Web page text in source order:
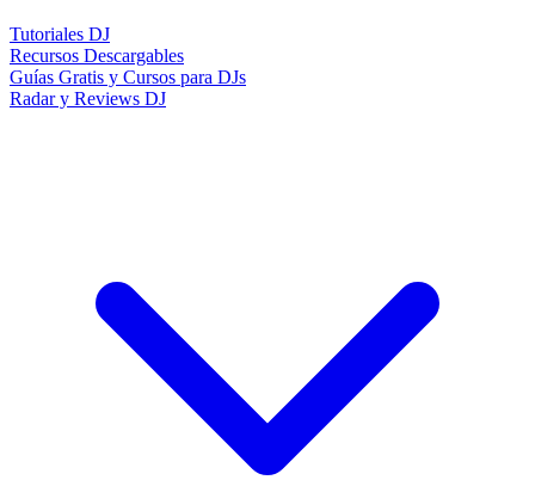
Tutoriales DJ
Recursos Descargables
Guías Gratis y Cursos para DJs
Radar y Reviews DJ